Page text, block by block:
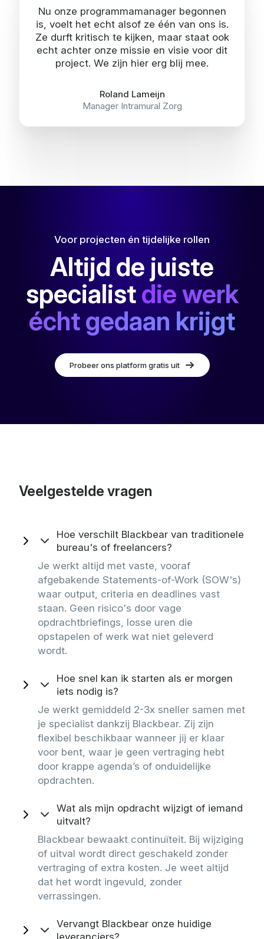
Nu onze programmamanager begonnen
is, voelt het echt alsof ze één van ons is.
Ze durft kritisch te kijken, maar staat ook
echt achter onze missie en visie voor dit
project. We zijn hier erg blij mee.
Roland Lameijn
Manager Intramural Zorg
Voor projecten én tijdelijke rollen
Altijd de juiste
specialistdie werk
écht gedaan krijgt
Probeer ons platform gratis uit
Veelgestelde vragen
Hoe verschilt Blackbear van traditionele
bureau's of freelancers?
Je werkt altijd met vaste, vooraf
afgebakende Statements-of-Work (SOW's)
waar output, criteria en deadlines vast
staan. Geen risico's door vage
opdrachtbriefings, losse uren die
opstapelen of werk wat niet geleverd
wordt.
Hoe snel kan ik starten als er morgen
iets nodig is?
Je werkt gemiddeld 2-3x sneller samen met
je specialist dankzij Blackbear. Zij zijn
flexibel beschikbaar wanneer jij er klaar
voor bent, waar je geen vertraging hebt
door krappe agenda’s of onduidelijke
opdrachten.
Wat als mijn opdracht wijzigt of iemand
uitvalt?
Blackbear bewaakt continuïteit. Bij wijziging
of uitval wordt direct geschakeld zonder
vertraging of extra kosten. Je weet altijd
dat het wordt ingevuld, zonder
verrassingen.
Vervangt Blackbear onze huidige
leveranciers?